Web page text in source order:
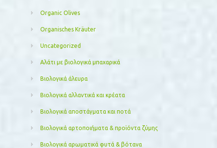
Organic Olives
Organisches Kräuter
Uncategorized
Αλάτι με βιολογικά μπαχαρικά
Βιολογικά άλευρα
Βιολογικά αλλαντικά και κρέατα
Βιολογικά αποστάγματα και ποτά
Βιολογικά αρτοποιήματα & προϊόντα ζύμης
Βιολογικά αρωματικά φυτά & βότανα